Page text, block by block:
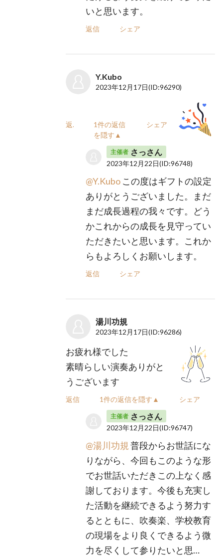
いと思います。
返信 シェア
Y.Kubo
2023年12月17日(ID:96290)
返信
1件の返信
を隠す▲
シェア
主催者 さっさん
2023年12月22日(ID:96748)
@Y.Kubo この度はギフトの設定
ありがとうございました。まだ
まだ成長過程の我々です。どう
かこれからの成長を見守ってい
ただきたいと思います。これか
らもよろしくお願いします。
返信 シェア
湯川功規
2023年12月17日(ID:96286)
お疲れ様でした
素晴らしい演奏ありがと
うございます
返信 1件の返信を隠す▲ シェア
主催者 さっさん
2023年12月22日(ID:96747)
@湯川功規 普段からお世話にな
りながら、今回もこのような形
でお世話いただきこの上なく感
謝しております。今後も充実し
た活動を継続できるよう努力す
るとともに、吹奏楽、学校教育
の現場をより良くできるよう微
力を尽くして参りたいと思…